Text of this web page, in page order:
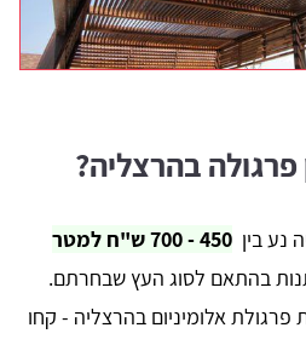
בהרצליה?
נע בין 450 - 700 ש"ח למטר
בהתאם לסוג העץ שבחרתם.
פרגולת אלומיניום בהרצליה - קחו